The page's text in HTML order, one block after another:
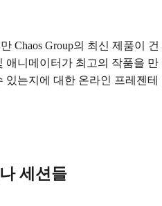
Chaos Group의 최신 제품이 건
애니메이터가 최고의 작품을 만
있는지에 대한 온라인 프레젠테
세션들